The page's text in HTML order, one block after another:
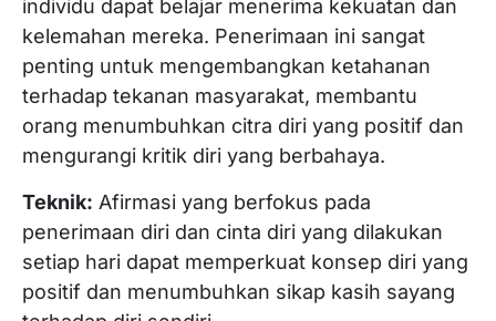
individu dapat belajar menerima kekuatan dan
kelemahan mereka. Penerimaan ini sangat
penting untuk mengembangkan ketahanan
terhadap tekanan masyarakat, membantu
orang menumbuhkan citra diri yang positif dan
mengurangi kritik diri yang berbahaya.
Teknik: Afirmasi yang berfokus pada
penerimaan diri dan cinta diri yang dilakukan
setiap hari dapat memperkuat konsep diri yang
positif dan menumbuhkan sikap kasih sayang